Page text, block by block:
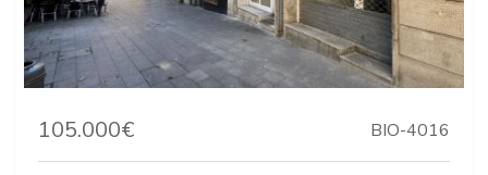
105.000€ BIO-4016